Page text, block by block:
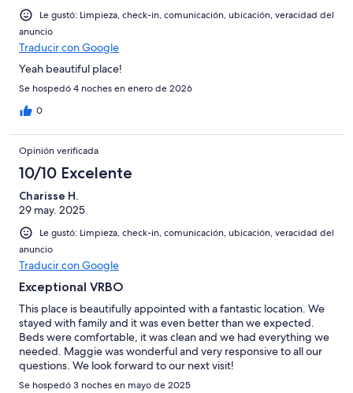
Le gustó: Limpieza, check-in, comunicación, ubicación, veracidad del
anuncio
Traducir con Google
Yeah beautiful place!
Se hospedó 4 noches en enero de 2026
0
Opinión verificada
10/10 Excelente
Charisse H.
29 may. 2025
Le gustó: Limpieza, check-in, comunicación, ubicación, veracidad del
anuncio
Traducir con Google
Exceptional VRBO
This place is beautifully appointed with a fantastic location. We
stayed with family and it was even better than we expected.
Beds were comfortable, it was clean and we had everything we
needed. Maggie was wonderful and very responsive to all our
questions. We look forward to our next visit!
Se hospedó 3 noches en mayo de 2025